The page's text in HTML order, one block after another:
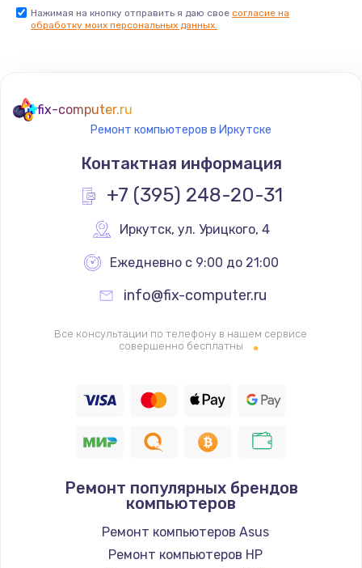
Заказать
Замена северного моста
1950 руб.
Заказать
Ремонт цепей питания
660 руб.
Установка драйверов
725 руб.
Замена вебкамеры
Заказать
Нажимая на кнопку отправить я даю свое согласие на
обработку моих персональных данных.
fix-computer.ru
Ремонт компьютеров в Иркутске
Контактная информация
+7 (395) 248-20-31
Иркутск, ул. Урицкого, 4
Ежедневно с 9:00 до 21:00
info@fix-computer.ru
Все консультации по телефону в нашем сервисе
совершенно бесплатны
Ремонт популярных брендов
компьютеров
Ремонт компьютеров Asus
Ремонт компьютеров HP